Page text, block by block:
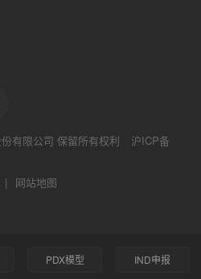
有限公司 保留所有权利
沪ICP备
|
网站地图
PDX模型
IND申报